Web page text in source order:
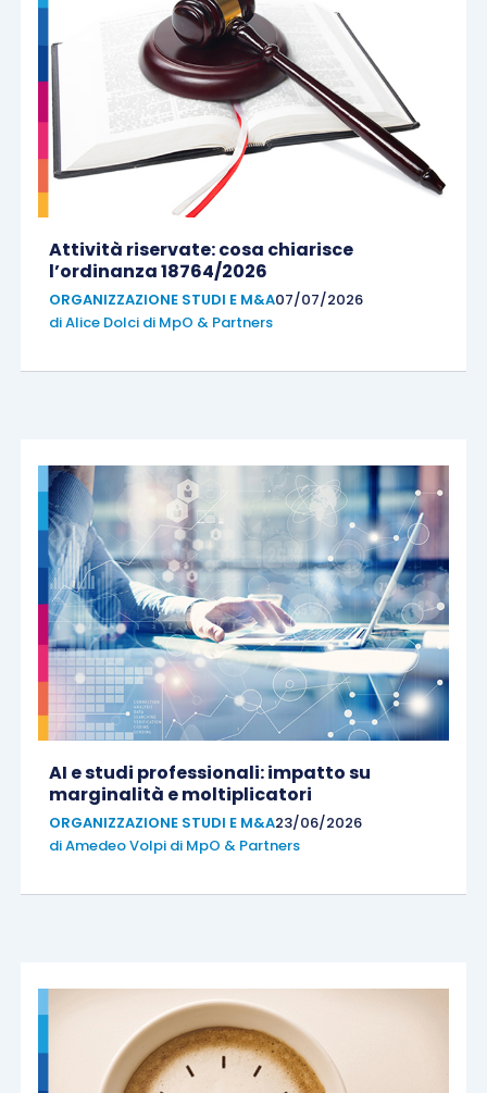
Attività riservate: cosa chiarisce
l’ordinanza 18764/2026
ORGANIZZAZIONE STUDI E M&A07/07/2026
diAlice Dolci di MpO & Partners
AI e studi professionali: impatto su
marginalità e moltiplicatori
ORGANIZZAZIONE STUDI E M&A23/06/2026
diAmedeo Volpi di MpO & Partners